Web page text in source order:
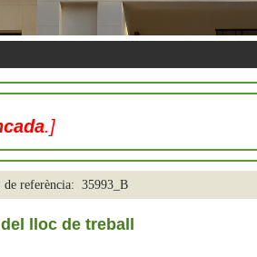
.]
referència: 35993_B
lloc de treball